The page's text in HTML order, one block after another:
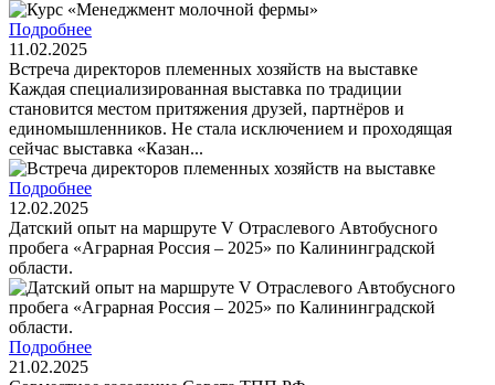
Подробнее
11.02.2025
Встреча директоров племенных хозяйств на выставке
Каждая специализированная выставка по традиции
становится местом притяжения друзей, партнёров и
единомышленников. Не стала исключением и проходящая
сейчас выставка «Казан...
Подробнее
12.02.2025
Датский опыт на маршруте V Отраслевого Автобусного
пробега «Аграрная Россия – 2025» по Калининградской
области.
Подробнее
21.02.2025